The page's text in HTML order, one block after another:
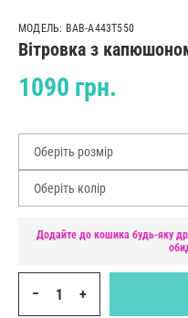
МОДЕЛЬ: BAB-A443T550
Вітровка з
1090 грн.
Оберіть розмір
Оберіть колір
Додайте до кошика будь-яку
− +